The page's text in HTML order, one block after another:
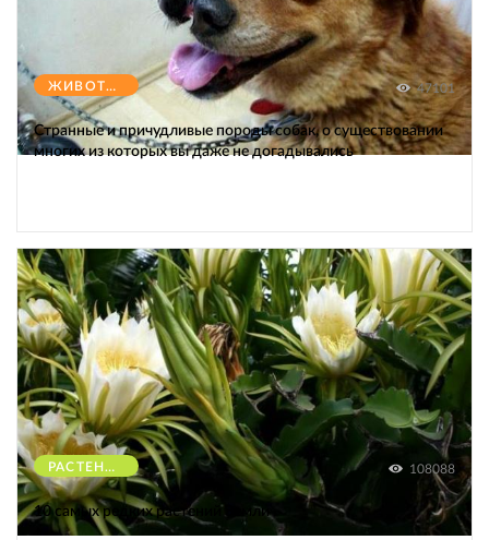
ЖИВОТНЫЕ 47101
Странные и причудливые породы собак, о существовании
многих из которых вы даже не догадывались
РАСТЕНИЯ 108088
10 самых редких растений Земли